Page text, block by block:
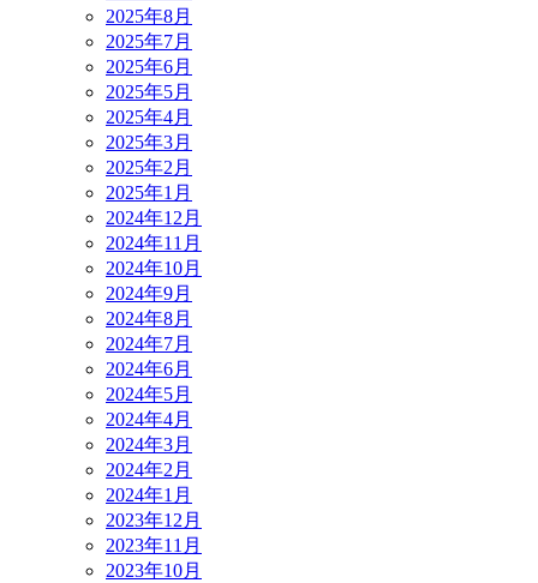
2025年8月
2025年7月
2025年6月
2025年5月
2025年4月
2025年3月
2025年2月
2025年1月
2024年12月
2024年11月
2024年10月
2024年9月
2024年8月
2024年7月
2024年6月
2024年5月
2024年4月
2024年3月
2024年2月
2024年1月
2023年12月
2023年11月
2023年10月